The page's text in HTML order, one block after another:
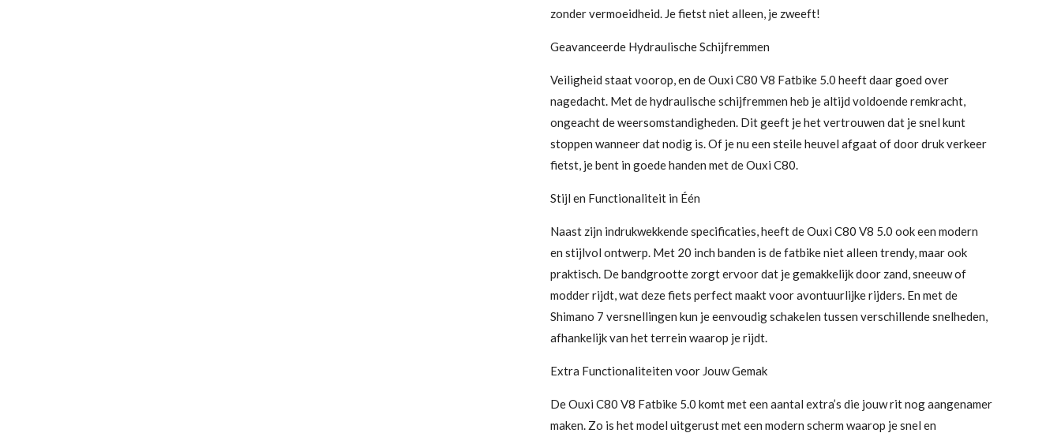
zonder vermoeidheid. Je fietst niet alleen, je zweeft!
Geavanceerde Hydraulische Schijfremmen
Veiligheid staat voorop, en de Ouxi C80 V8 Fatbike 5.0 heeft daar goed over
nagedacht. Met de hydraulische schijfremmen heb je altijd voldoende remkracht,
ongeacht de weersomstandigheden. Dit geeft je het vertrouwen dat je snel kunt
stoppen wanneer dat nodig is. Of je nu een steile heuvel afgaat of door druk verkeer
fietst, je bent in goede handen met de Ouxi C80.
Stijl en Functionaliteit in Één
Naast zijn indrukwekkende specificaties, heeft de Ouxi C80 V8 5.0 ook een modern
en stijlvol ontwerp. Met 20 inch banden is de fatbike niet alleen trendy, maar ook
praktisch. De bandgrootte zorgt ervoor dat je gemakkelijk door zand, sneeuw of
modder rijdt, wat deze fiets perfect maakt voor avontuurlijke rijders. En met de
Shimano 7 versnellingen kun je eenvoudig schakelen tussen verschillende snelheden,
afhankelijk van het terrein waarop je rijdt.
Extra Functionaliteiten voor Jouw Gemak
De Ouxi C80 V8 Fatbike 5.0 komt met een aantal extra’s die jouw rit nog aangenamer
maken. Zo is het model uitgerust met een modern scherm waarop je snel en